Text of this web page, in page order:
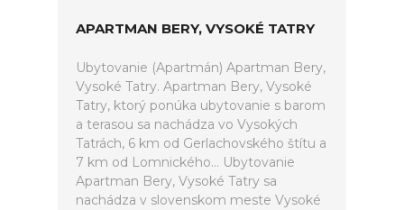
APARTMAN BERY, VYSOKÉ TATRY
Ubytovanie (Apartmán) Apartman Bery,
Vysoké Tatry. Apartman Bery, Vysoké
Tatry, ktorý ponúka ubytovanie s barom
a terasou sa nachádza vo Vysokých
Tatrách, 6 km od Gerlachovského štítu a
7 km od Lomnického... Ubytovanie
Apartman Bery, Vysoké Tatry sa
nachádza v slovenskom meste Vysoké